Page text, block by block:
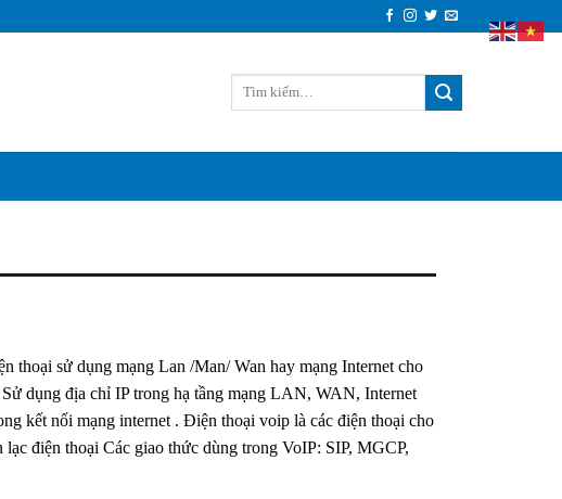
thoại sử dụng mạng Lan /Man/ Wan hay mạng Internet cho
Sử dụng địa chỉ IP trong hạ tầng mạng LAN, WAN, Internet
kết nối mạng internet . Điện thoại voip là các điện thoại cho
điện thoại Các giao thức dùng trong VoIP: SIP, MGCP,